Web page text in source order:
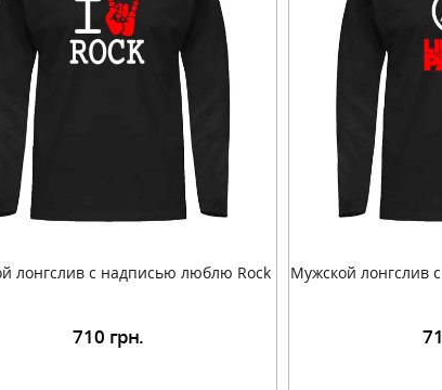
лонгслив с надписью люблю Rock
710 грн.
Мужской лонгслив
Подробнее